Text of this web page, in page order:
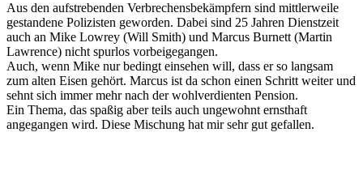
Aus den aufstrebenden Verbrechensbekämpfern sind mittlerweile
gestandene Polizisten geworden. Dabei sind 25 Jahren Dienstzeit
auch an Mike Lowrey (Will Smith) und Marcus Burnett (Martin
Lawrence) nicht spurlos vorbeigegangen.
Auch, wenn Mike nur bedingt einsehen will, dass er so langsam
zum alten Eisen gehört. Marcus ist da schon einen Schritt weiter und
sehnt sich immer mehr nach der wohlverdienten Pension.
Ein Thema, das spaßig aber teils auch ungewohnt ernsthaft
angegangen wird. Diese Mischung hat mir sehr gut gefallen.